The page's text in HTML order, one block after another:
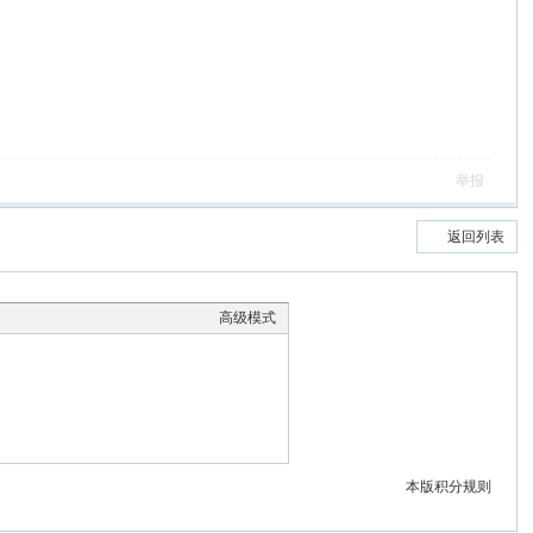
举报
返回列表
高级模式
本版积分规则